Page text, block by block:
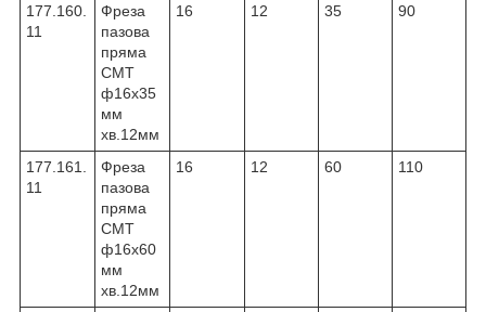
177.160.
11
Фреза
пазова
пряма
CMT
ф16х35
мм
хв.12мм
16 12 35 90
177.161.
11
Фреза
пазова
пряма
CMT
ф16х60
мм
хв.12мм
16 12 60 110